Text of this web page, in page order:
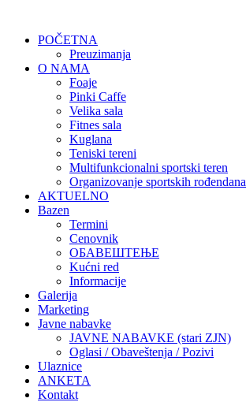
POČETNA
Preuzimanja
O NAMA
Foaje
Pinki Caffe
Velika sala
Fitnes sala
Kuglana
Teniski tereni
Multifunkcionalni sportski teren
Organizovanje sportskih rođendana
AKTUELNO
Bazen
Termini
Cenovnik
ОБАВЕШТЕЊЕ
Kućni red
Informacije
Galerija
Marketing
Javne nabavke
JAVNE NABAVKE (stari ZJN)
Oglasi / Obaveštenja / Pozivi
Ulaznice
ANKETA
Kontakt